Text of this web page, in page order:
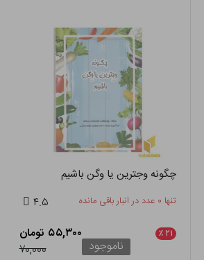
چگونه وجترین یا وگن باشیم
تنها ۰ عدد در انبار باقی مانده ۴.۵
۲۱ ٪
۵۵,۳۰۰ تومان
۷۰,۰۰۰
ناموجود